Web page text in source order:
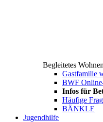
Begleitetes
Gastfamilie
BWF
Infos für
Häufige
BÄNKLE
Jugendhilfe